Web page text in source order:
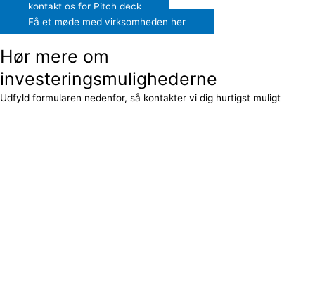
kontakt os for Pitch deck
Få et møde med virksomheden her
Hør mere om
investeringsmulighederne
Udfyld formularen nedenfor, så kontakter vi dig hurtigst muligt